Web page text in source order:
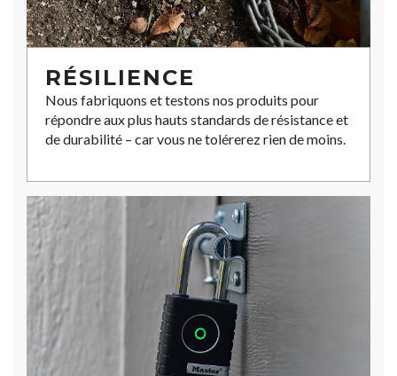
RÉSILIENCE
Nous fabriquons et testons nos produits pour
répondre aux plus hauts standards de résistance et
de durabilité – car vous ne tolérerez rien de moins.